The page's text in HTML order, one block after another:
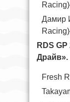
Дамир
RDS
Драйв».
Fresh